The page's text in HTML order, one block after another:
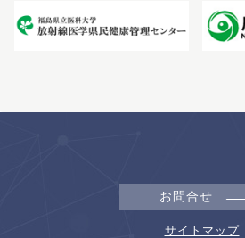
お問合せ
サイトマップ